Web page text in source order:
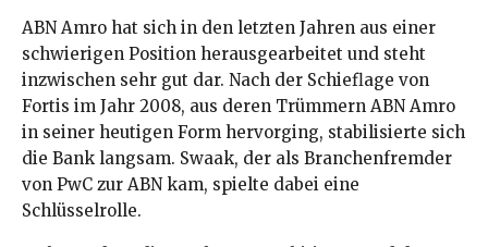
ABN Amro hat sich in den letzten Jahren aus einer
schwierigen Position herausgearbeitet und steht
inzwischen sehr gut dar. Nach der Schieflage von
Fortis im Jahr 2008, aus deren Trümmern ABN Amro
in seiner heutigen Form hervorging, stabilisierte sich
die Bank langsam. Swaak, der als Branchenfremder
von PwC zur ABN kam, spielte dabei eine
Schlüsselrolle.